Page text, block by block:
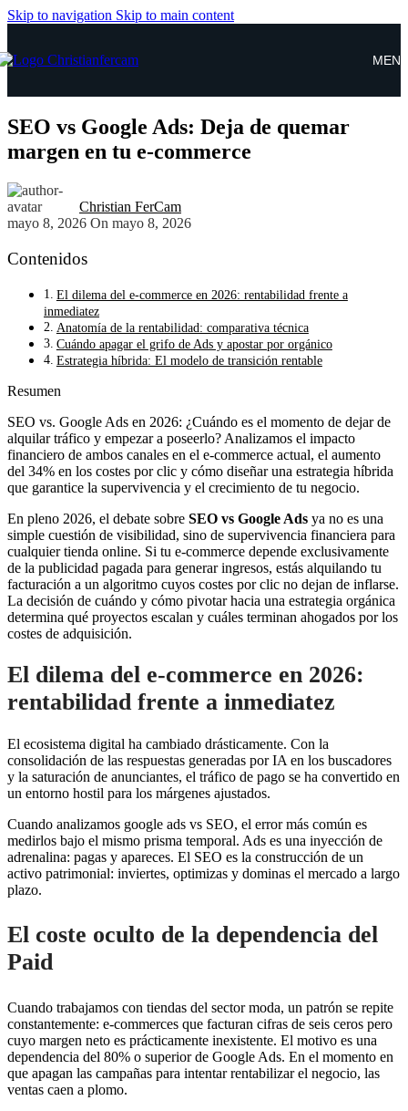
Skip to navigation Skip to main content
SEO vs Google Ads: Deja de quemar
margen en tu e-commerce
Christian FerCam
mayo 8, 2026 On mayo 8, 2026
Contenidos
El dilema del e-commerce en 2026: rentabilidad frente a
inmediatez
Anatomía de la rentabilidad: comparativa técnica
Cuándo apagar el grifo de Ads y apostar por orgánico
Estrategia híbrida: El modelo de transición rentable
Resumen
SEO vs. Google Ads en 2026: ¿Cuándo es el momento de dejar de
alquilar tráfico y empezar a poseerlo? Analizamos el impacto
financiero de ambos canales en el e-commerce actual, el aumento
del 34% en los costes por clic y cómo diseñar una estrategia híbrida
que garantice la supervivencia y el crecimiento de tu negocio.
En pleno 2026, el debate sobre SEO vs Google Ads ya no es una
simple cuestión de visibilidad, sino de supervivencia financiera para
cualquier tienda online. Si tu e-commerce depende exclusivamente
de la publicidad pagada para generar ingresos, estás alquilando tu
facturación a un algoritmo cuyos costes por clic no dejan de inflarse.
La decisión de cuándo y cómo pivotar hacia una estrategia orgánica
determina qué proyectos escalan y cuáles terminan ahogados por los
costes de adquisición.
El dilema del e-commerce en 2026:
rentabilidad frente a inmediatez
El ecosistema digital ha cambiado drásticamente. Con la
consolidación de las respuestas generadas por IA en los buscadores
y la saturación de anunciantes, el tráfico de pago se ha convertido en
un entorno hostil para los márgenes ajustados.
Cuando analizamos google ads vs SEO, el error más común es
medirlos bajo el mismo prisma temporal. Ads es una inyección de
adrenalina: pagas y apareces. El SEO es la construcción de un
activo patrimonial: inviertes, optimizas y dominas el mercado a largo
plazo.
El coste oculto de la dependencia del
Paid
Cuando trabajamos con tiendas del sector moda, un patrón se repite
constantemente: e-commerces que facturan cifras de seis ceros pero
cuyo margen neto es prácticamente inexistente. El motivo es una
dependencia del 80% o superior de Google Ads. En el momento en
que apagan las campañas para intentar rentabilizar el negocio, las
ventas caen a plomo.